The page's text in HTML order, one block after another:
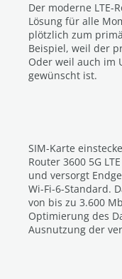
Der moderne LTE-
Lösung für alle
plötzlich zum
Beispiel, weil der
Oder weil auch im
gewünscht ist.
SIM-Karte
Router 3600 5G
und versorgt
Wi-Fi-6-Standard.
von bis zu 3.600
Optimierung des
Ausnutzung der